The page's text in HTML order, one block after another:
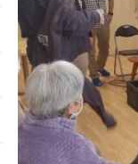
Recruit
採用情報
Contact
お問い合わせ